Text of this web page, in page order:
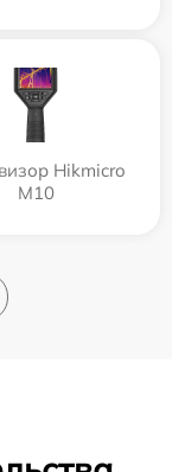
Hikmicro
M10